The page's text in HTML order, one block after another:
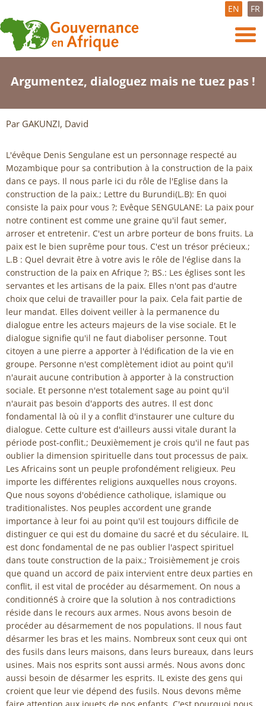
EN FR
Argumentez, dialoguez mais ne tuez pas !
Par GAKUNZI, David
L'évêque Denis Sengulane est un personnage respecté au
Mozambique pour sa contribution à la construction de la paix
dans ce pays. Il nous parle ici du rôle de l'Eglise dans la
construction de la paix.; Lettre du Burundi(L.B): En quoi
consiste la paix pour vous ?; Evêque SENGULANE: La paix pour
notre continent est comme une graine qu'il faut semer,
arroser et entretenir. C'est un arbre porteur de bons fruits. La
paix est le bien suprême pour tous. C'est un trésor précieux.;
L.B : Quel devrait être à votre avis le rôle de l'église dans la
construction de la paix en Afrique ?; BS.: Les églises sont les
servantes et les artisans de la paix. Elles n'ont pas d'autre
choix que celui de travailler pour la paix. Cela fait partie de
leur mandat. Elles doivent veiller à la permanence du
dialogue entre les acteurs majeurs de la vise sociale. Et le
dialogue signifie qu'il ne faut diaboliser personne. Tout
citoyen a une pierre a apporter à l'édification de la vie en
groupe. Personne n'est complètement idiot au point qu'il
n'aurait aucune contribution à apporter à la construction
sociale. Et personne n'est totalement sage au point qu'il
n'aurait pas besoin d'apports des autres. Il est donc
fondamental là où il y a conflit d'instaurer une culture du
dialogue. Cette culture est d'ailleurs aussi vitale durant la
période post-conflit.; Deuxièmement je crois qu'il ne faut pas
oublier la dimension spirituelle dans tout processus de paix.
Les Africains sont un peuple profondément religieux. Peu
importe les différentes religions auxquelles nous croyons.
Que nous soyons d'obédience catholique, islamique ou
traditionalistes. Nos peuples accordent une grande
importance à leur foi au point qu'il est toujours difficile de
distinguer ce qui est du domaine du sacré et du séculaire. IL
est donc fondamental de ne pas oublier l'aspect spirituel
dans toute construction de la paix.; Troisièmement je crois
que quand un accord de paix intervient entre deux parties en
conflit, il est vital de procéder au désarmement. On nous a
conditionnéS à croire que la solution à nos contradictions
réside dans le recours aux armes. Nous avons besoin de
procéder au désarmement de nos populations. Il nous faut
désarmer les bras et les mains. Nombreux sont ceux qui ont
des fusils dans leurs maisons, dans leurs bureaux, dans leurs
usines. Mais nos esprits sont aussi armés. Nous avons donc
aussi besoin de désarmer les esprits. IL existe des gens qui
croient que leur vie dépend des fusils. Nous devons même